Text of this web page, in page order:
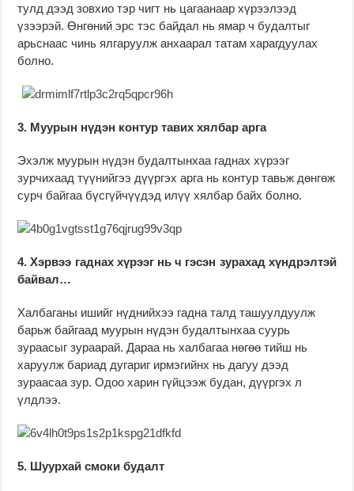
тулд дээд зовхио тэр чигт нь цагаанаар хүрээлээд
үзээрэй. Өнгөний эрс тэс байдал нь ямар ч будалтыг
арьснаас чинь ялгаруулж анхаарал татам харагдуулах
болно.
3. Муурын нүдэн контур тавих хялбар арга
Эхэлж муурын нүдэн будалтынхаа гаднах хүрээг
зурчихаад түүнийгээ дүүргэх арга нь контур тавьж дөнгөж
сурч байгаа бүсгүйчүүдэд илүү хялбар байх болно.
4. Хэрвээ гаднах хүрээг нь ч гэсэн зурахад хүндрэлтэй
байвал…
Халбаганы ишийг нүднийхээ гадна талд ташуулдуулж
барьж байгаад муурын нүдэн будалтынхаа суурь
зураасыг зураарай. Дараа нь халбагаа нөгөө тийш нь
харуулж бариад дугариг ирмэгийнх нь дагуу дээд
зураасаа зур. Одоо харин гүйцээж будан, дүүргэх л
үлдлээ.
5. Шуурхай смоки будалт